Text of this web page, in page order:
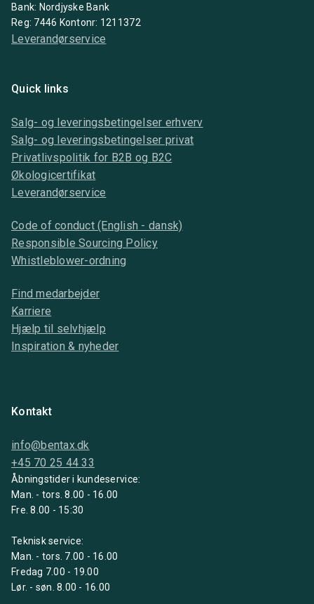
Bank: Nordjyske Bank
Reg: 7446 Kontonr: 1211372
Leverandørservice
Quick links
Salg- og leveringsbetingelser erhverv
Salg- og leveringsbetingelser privat
Privatlivspolitik for B2B og B2C
Økologicertifikat
Leverandørservice
Code of conduct (English - dansk)
Responsible Sourcing Policy
Whistleblower-ordning
Find medarbejder
Karriere
Hjælp til selvhjælp
Inspiration & nyheder
Kontakt
info@bentax.dk
+45 70 25 44 33
Åbningstider i kundeservice:
Man. - tors. 8.00 - 16.00
Fre. 8.00 - 15:30
Teknisk service:
Man. - tors. 7.00 - 16.00
Fredag 7.00 - 19.00
Lør. - søn. 8.00 - 16.00